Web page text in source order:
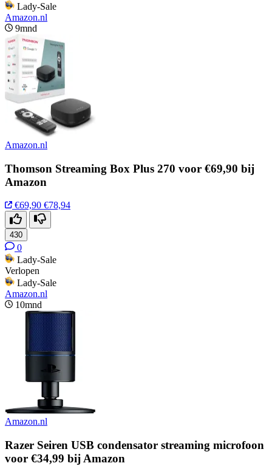
Lady-Sale
Amazon.nl
9mnd
Amazon.nl
Thomson Streaming Box Plus 270 voor €69,90 bij
Amazon
€69,90 €78,94
430
0
Lady-Sale
Verlopen
Lady-Sale
Amazon.nl
10mnd
Amazon.nl
Razer Seiren USB condensator streaming microfoon
voor €34,99 bij Amazon